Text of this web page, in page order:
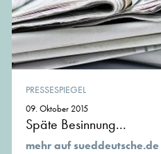
PRESSESPIEGEL
09. Oktober 2015
Späte Besinnung...
mehr auf sueddeutsche.de